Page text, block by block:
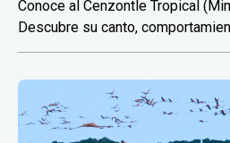
Conoce al Cenzontle Tropical
Descubre su canto,